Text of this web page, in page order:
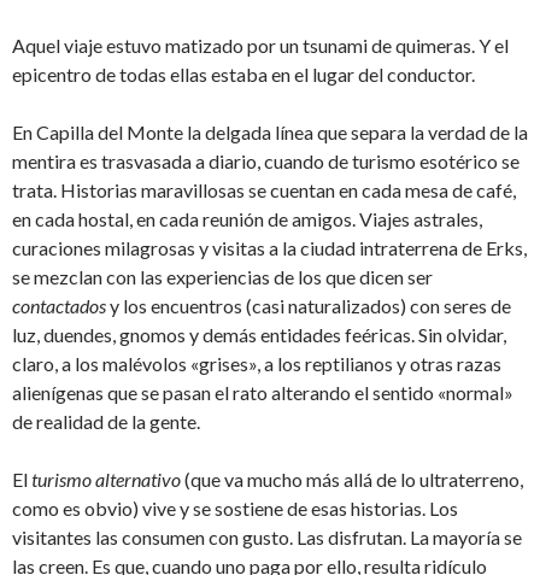
Aquel viaje estuvo matizado por un tsunami de quimeras. Y el
epicentro de todas ellas estaba en el lugar del conductor.
En Capilla del Monte la delgada línea que separa la verdad de la
mentira es trasvasada a diario, cuando de turismo esotérico se
trata. Historias maravillosas se cuentan en cada mesa de café,
en cada hostal, en cada reunión de amigos. Viajes astrales,
curaciones milagrosas y visitas a la ciudad intraterrena de Erks,
se mezclan con las experiencias de los que dicen ser
contactadosy los encuentros (casi naturalizados) con seres de
luz, duendes, gnomos y demás entidades feéricas. Sin olvidar,
claro, a los malévolos «grises», a los reptilianos y otras razas
alienígenas que se pasan el rato alterando el sentido «normal»
de realidad de la gente.
Elturismo alternativo(que va mucho más allá de lo ultraterreno,
como es obvio) vive y se sostiene de esas historias. Los
visitantes las consumen con gusto. Las disfrutan. La mayoría se
las creen. Es que, cuando uno paga por ello, resulta ridículo